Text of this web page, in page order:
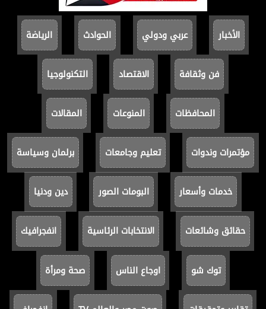
الأخبار عربي ودولي الحوادث الرياضة
فن وثقافة الاقتصاد التكنولوجيا
المحافظات المنوعات المقالات
مؤتمرات وندوات تعليم وجامعات برلمان وسياسة
خدمات وأسعار البومات الصور دين ودنيا
حقائق وشائعات الانتخابات الرئاسية انفجرافيك
توك شو اوجاع الناس صحة ومرأة